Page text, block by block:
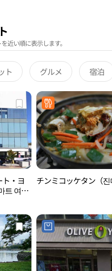
近い順に表示します。
ト グルメ 宿泊
・ヨ
트 여천
チンミコッケタン（진